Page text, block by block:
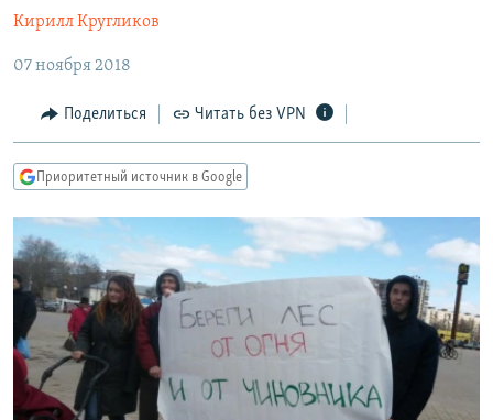
основному
Вернутся
главной
навигации
Вернутся
поиску
ЦИТАТЫ СВОБОДЫ
МНЕНИЯ
КУЛЬТУРА
IDEL.РЕАЛИИ
КАВКАЗ.РЕАЛИИ
СЕВЕР.РЕАЛИИ
СИБИРЬ.РЕАЛИИ
РАСПИСАНИЕ ВЕЩАНИЯ
ПОДПИШИТЕСЬ НА РАССЫЛКУ
СОЦИАЛЬНЫЕ СЕТИ
Кирилл Кругликов
07 ноября 2018
Поделиться Читать без VPN
Приоритетный источник в Google